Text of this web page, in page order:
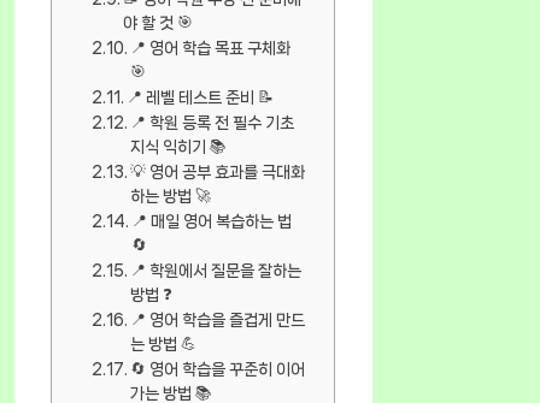
야 할 것 🎯
📍 영어 학습 목표 구체화
🎯
📍 레벨 테스트 준비 📝
📍 학원 등록 전 필수 기초
지식 익히기 📚
💡 영어 공부 효과를 극대화
하는 방법 🚀
📍 매일 영어 복습하는 법
🔄
📍 학원에서 질문을 잘하는
방법 ❓
📍 영어 학습을 즐겁게 만드
는 방법 💪
🔄 영어 학습을 꾸준히 이어
가는 방법 📚